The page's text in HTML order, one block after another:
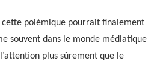
cette polémique pourrait finalement
souvent dans le monde médiatique
plus sûrement que le